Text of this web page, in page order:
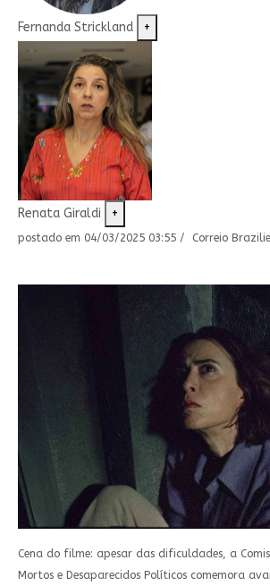
Fernanda Strickland +
Renata Giraldi +
postado em 04/03/2025 03:55 / Correio
Cena do filme: apesar das dificuldades, a
Mortos e Desaparecidos Políticos comemora